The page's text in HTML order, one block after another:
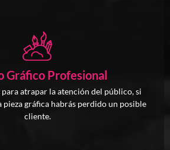
Gráfico Profesional
para atrapar la atención del público, si
pieza gráfica habrás perdido un posible
cliente.